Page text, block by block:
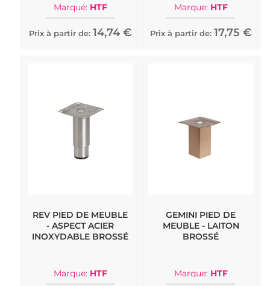
Marque: HTF
Prix à partir de: 14,74 €
Marque: HTF
Prix à partir de: 17,75 €
REV PIED DE MEUBLE
- ASPECT ACIER
INOXYDABLE BROSSÉ
Marque: HTF
GEMINI PIED DE
MEUBLE - LAITON
BROSSÉ
Marque: HTF